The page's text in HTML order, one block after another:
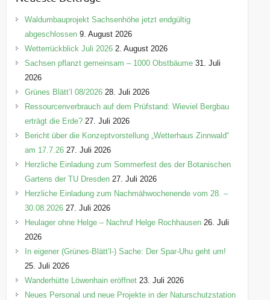
g
o
i
e
Waldumbauprojekt Sachsenhöhe jetzt endgültig
abgeschlossen 9. August 2026
Wetterrückblick Juli 2026 2. August 2026
Sachsen pflanzt gemeinsam – 1000 Obstbäume 31. Juli
2026
Grünes Blätt’l 08/2026 28. Juli 2026
Ressourcenverbrauch auf dem Prüfstand: Wieviel Bergbau
erträgt die Erde? 27. Juli 2026
Bericht über die Konzeptvorstellung „Wetterhaus Zinnwald“
am 17.7.26 27. Juli 2026
Herzliche Einladung zum Sommerfest des der Botanischen
Gartens der TU Dresden 27. Juli 2026
Herzliche Einladung zum Nachmähwochenende vom 28. –
30.08.2026 27. Juli 2026
Heulager ohne Helge – Nachruf Helge Rochhausen 26. Juli
2026
In eigener (Grünes-Blätt’l-) Sache: Der Spar-Uhu geht um!
25. Juli 2026
Wanderhütte Löwenhain eröffnet 23. Juli 2026
Neues Personal und neue Projekte in der Naturschutzstation